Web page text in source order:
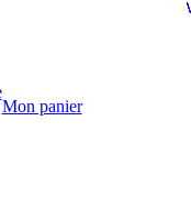
Mon panier